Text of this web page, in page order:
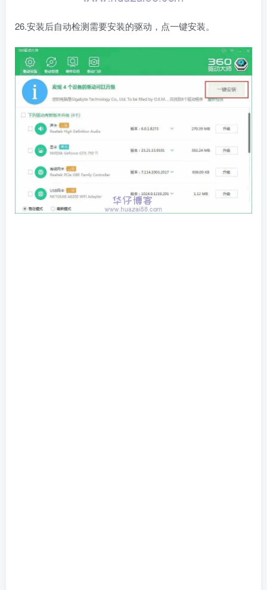
26.安装后自动检测需要安装的驱动，点一键安装。